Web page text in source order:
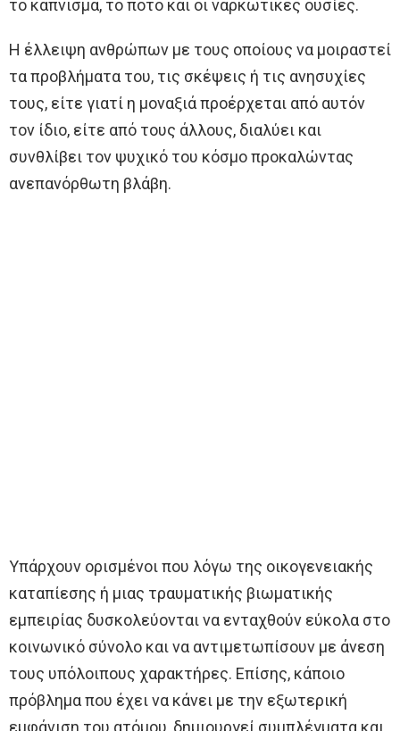
το κάπνισμα, το ποτό και οι ναρκωτικές ουσίες.
Η έλλειψη ανθρώπων με τους οποίους να μοιραστεί
τα προβλήματα του, τις σκέψεις ή τις ανησυχίες
τους, είτε γιατί η μοναξιά προέρχεται από αυτόν
τον ίδιο, είτε από τους άλλους, διαλύει και
συνθλίβει τον ψυχικό του κόσμο προκαλώντας
ανεπανόρθωτη βλάβη.
Υπάρχουν ορισμένοι που λόγω της οικογενειακής
καταπίεσης ή μιας τραυματικής βιωματικής
εμπειρίας δυσκολεύονται να ενταχθούν εύκολα στο
κοινωνικό σύνολο και να αντιμετωπίσουν με άνεση
τους υπόλοιπους χαρακτήρες. Επίσης, κάποιο
πρόβλημα που έχει να κάνει με την εξωτερική
εμφάνιση του ατόμου, δημιουργεί συμπλέγματα και